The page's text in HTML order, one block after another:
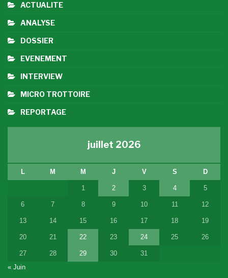
ACTUALITE
ANALYSE
DOSSIER
EVENEMENT
INTERVIEW
MICRO TROTTOIRE
REPORTAGE
juillet 2026
L M M J V S D
1 2 3 4 5
6 7 8 9 10 11 12
13 14 15 16 17 18 19
20 21 22 23 24 25 26
27 28 29 30
31
« Juin